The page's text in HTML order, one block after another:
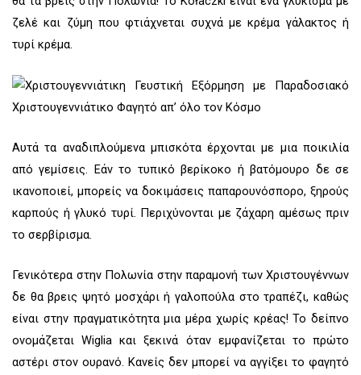
ζελέ και ζύμη που φτιάχνεται συχνά με κρέμα γάλακτος ή
τυρί κρέμα.
Αυτά τα αναδιπλούμενα μπισκότα έρχονται με μια ποικιλία
από γεμίσεις. Εάν το τυπικό βερίκοκο ή βατόμουρο δε σε
ικανοποιεί, μπορείς να δοκιμάσεις παπαρουνόσπορο, ξηρούς
καρπούς ή γλυκό τυρί. Περιχύνονται με ζάχαρη αμέσως πριν
το σερβίρισμα.
Γενικότερα στην Πολωνία στην παραμονή των Χριστουγέννων
δε θα βρεις ψητό μοσχάρι ή γαλοπούλα στο τραπέζι, καθώς
είναι στην πραγματικότητα μια μέρα χωρίς κρέας! Το δείπνο
ονομάζεται Wiglia και ξεκινά όταν εμφανίζεται το πρώτο
αστέρι στον ουρανό. Κανείς δεν μπορεί να αγγίξει το φαγητό